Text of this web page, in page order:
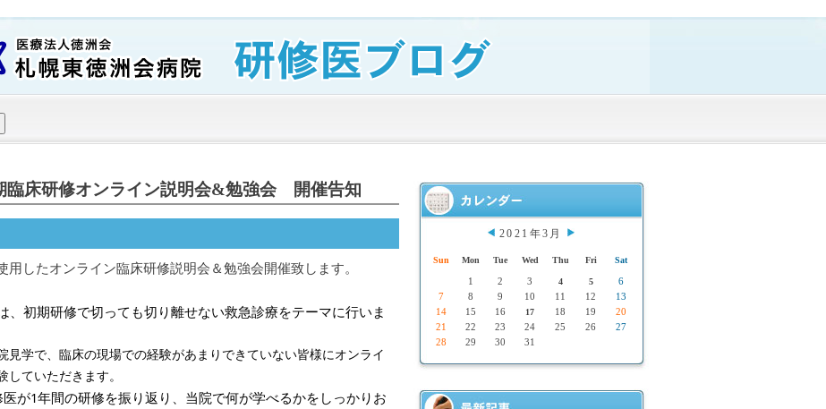
床研修オンライン説明会&勉強会 開催告知
用したオンライン臨床研修説明会＆勉強会開催致します。
、初期研修で切っても切り離せない救急診療をテーマに行いま
見学で、臨床の現場での経験があまりできていない皆様にオンライ
ていただきます。
が1年間の研修を振り返り、当院で何が学べるかをしっかりお
2021年3月
Sun Mon Tue Wed Thu Fri Sat
1 2 3 4 5
6
7
8 9 10 11 12
13
14
15 16 17 18 19
20
21
22 23 24 25 26
27
28
29 30 31